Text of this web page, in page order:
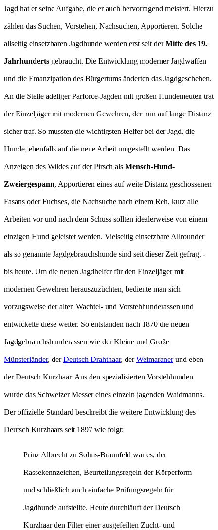
Jagd hat er seine Aufgabe, die er auch hervorragend meistert. Hierzu
zählen das Suchen, Vorstehen, Nachsuchen, Apportieren. Solche
allseitig einsetzbaren Jagdhunde werden erst seit derMitte des 19.
Jahrhunderts gebraucht. Die Entwicklung moderner Jagdwaffen
und die Emanzipation des Bürgertums änderten das Jagdgeschehen.
An die Stelle adeliger Parforce-Jagden mit großen Hundemeuten trat
der Einzeljäger mit modernen Gewehren, der nun auf lange Distanz
sicher traf. So mussten die wichtigsten Helfer bei der Jagd, die
Hunde, ebenfalls auf die neue Arbeit umgestellt werden. Das
Anzeigen des Wildes auf der Pirsch als Mensch-Hund-
Zweiergespann, Apportieren eines auf weite Distanz geschossenen
Fasans oder Fuchses, die Nachsuche nach einem Reh, kurz alle
Arbeiten vor und nach dem Schuss sollten idealerweise von einem
einzigen Hund geleistet werden. Vielseitig einsetzbare Allrounder
als so genannte Jagdgebrauchshunde sind seit dieser Zeit gefragt -
bis heute. Um die neuen Jagdhelfer für den Einzeljäger mit
modernen Gewehren herauszuzüchten, bediente man sich
vorzugsweise der alten Wachtel- und Vorstehhunderassen und
entwickelte diese weiter. So entstanden nach 1870 die neuen
Jagdgebrauchshunderassen wie der Kleine und Große
Münsterländer, derDeutsch Drahthaar, derWeimaranerund eben
der Deutsch Kurzhaar. Aus den spezialisierten Vorstehhunden
wurde das Schweizer Messer eines einzeln jagenden Waidmanns.
Der offizielle Standard beschreibt die weitere Entwicklung des
Deutsch Kurzhaars seit 1897 wie folgt:
Prinz Albrecht zu Solms-Braunfeld war es, der
Rassekennzeichen, Beurteilungsregeln der Körperform
und schließlich auch einfache Prüfungsregeln für
Jagdhunde aufstellte. Heute durchläuft der Deutsch
Kurzhaar den Filter einer ausgefeilten Zucht- und